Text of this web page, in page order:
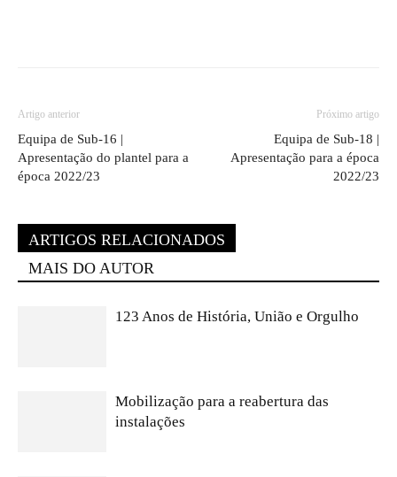
Artigo anterior
Equipa de Sub-16 |
Apresentação do plantel para a
época 2022/23
Próximo artigo
Equipa de Sub-18 |
Apresentação para a época
2022/23
ARTIGOS RELACIONADOS
MAIS DO AUTOR
123 Anos de História, União e Orgulho
Mobilização para a reabertura das
instalações